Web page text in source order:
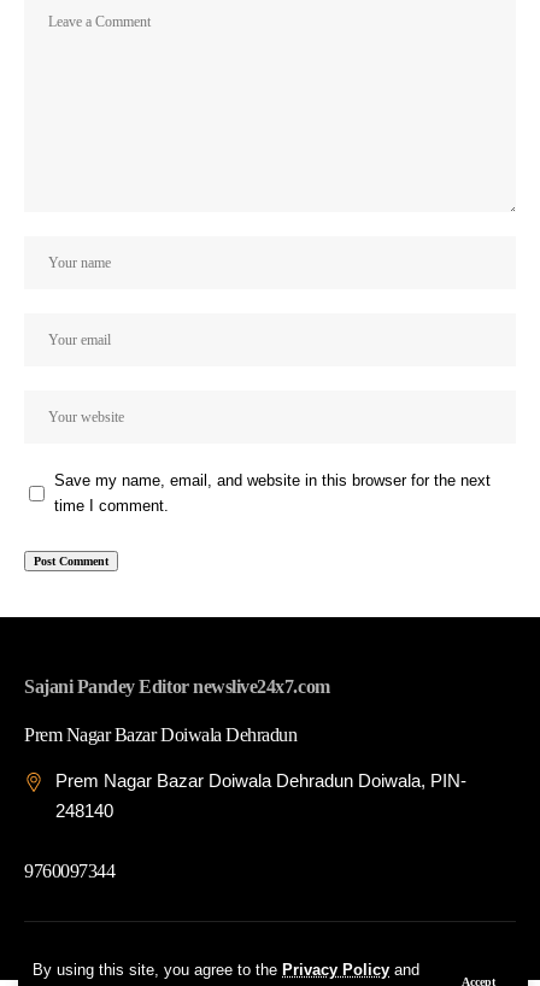
By using this site, you agree to the Privacy Policy and
Accept
Save my name, email, and website in this browser for the next
time I comment.
Sajani Pandey Editor newslive24x7.com
Prem Nagar Bazar Doiwala Dehradun
Prem Nagar Bazar Doiwala Dehradun Doiwala, PIN-
248140
9760097344